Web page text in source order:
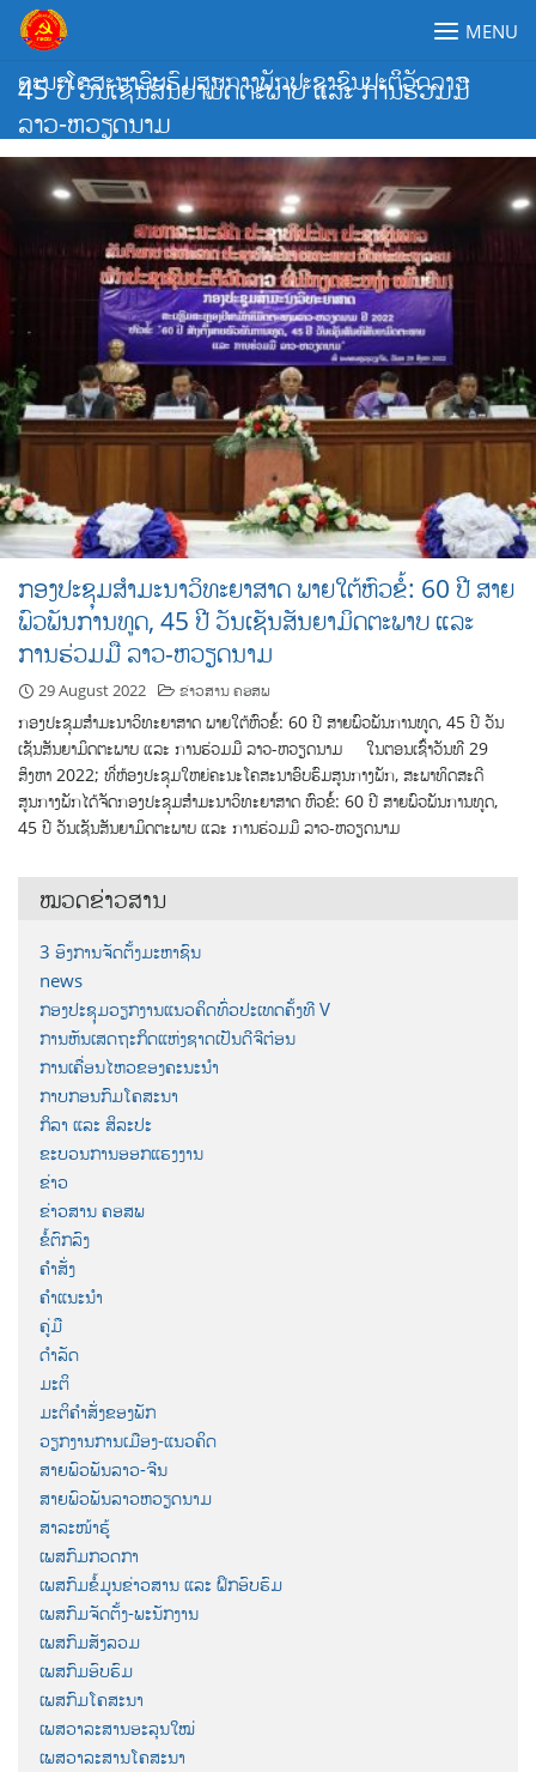
Skip
content
ຄະນະໂຄສະນາອົບຮົມສູນກາງພັກປະຊາຊົນປະຕິວັດລາວ
MENU
45 ປີ ວັນເຊັນສັນຍາມິດຕະພາບ ແລະ ການຮ່ວມມື
ລາວ-ຫວຽດນາມ
ກອງປະຊຸມສຳມະນາວິທະຍາສາດ ພາຍໃຕ້ຫົວຂໍ້: 60 ປີ ສາຍ
ພົວພັນການທູດ, 45 ປີ ວັນເຊັນສັນຍາມິດຕະພາບ ແລະ
ການຮ່ວມມື ລາວ-ຫວຽດນາມ
29 August 2022 ຂ່າວສານ ຄອສພ
ກອງປະຊຸມສຳມະນາວິທະຍາສາດ ພາຍໃຕ້ຫົວຂໍ້: 60 ປີ ສາຍພົວພັນການທູດ, 45 ປີ ວັນ
ເຊັນສັນຍາມິດຕະພາບ ແລະ ການຮ່ວມມື ລາວ-ຫວຽດນາມ ໃນຕອນເຊົ້າວັນທີ 29
ສິງຫາ 2022; ທີ່ຫ້ອງປະຊຸມໃຫຍ່ຄະນະໂຄສະນາອົບຮົມສູນກາງພັກ, ສະພາທິດສະດີ
ສູນກາງພັກໄດ້ຈັດກອງປະຊຸມສຳມະນາວິທະຍາສາດ ຫົວຂໍ້: 60 ປີ ສາຍພົວພັນການທູດ,
45 ປີ ວັນເຊັນສັນຍາມິດຕະພາບ ແລະ ການຮ່ວມມື ລາວ-ຫວຽດນາມ
ໝວດຂ່າວສານ
3 ອົງການຈັດຕັ້ງມະຫາຊົນ
news
ກອງປະຊຸມວຽກງານແນວຄິດທົ່ວປະເທດຄັ້ງທີ V
ການຫັນເສດຖະກິດແຫ່ງຊາດເປັນດີຈີຕ໋ອນ
ການເຄື່ອນໄຫວຂອງຄະນະນຳ
ກາບກອນກົມໂຄສະນາ
ກິລາ ແລະ ສິລະປະ
ຂະບວນການອອກແຮງງານ
ຂ່າວ
ຂ່າວສານ ຄອສພ
ຂໍ້ຕົກລົງ
ຄຳສັ່ງ
ຄຳແນະນຳ
ຄູ່ມື
ດຳລັດ
ມະຕິ
ມະຕິຄຳສັ່ງຂອງພັກ
ວຽກງານການເມືອງ-ແນວຄິດ
ສາຍພົວພັນລາວ-ຈີນ
ສາຍພົວພັນລາວຫວຽດນາມ
ສາລະໜ້າຮູ້
ເພສກົມກວດກາ
ເພສກົມຂໍ້ມູນຂ່າວສານ ແລະ ຝຶກອົບຮົມ
ເພສກົມຈັດຕັ້ງ-ພະນັກງານ
ເພສກົມສັງລວມ
ເພສກົມອົບຮົມ
ເພສກົມໂຄສະນາ
ເພສວາລະສານອະລຸນໃໝ່
ເພສວາລະສານໂຄສະນາ